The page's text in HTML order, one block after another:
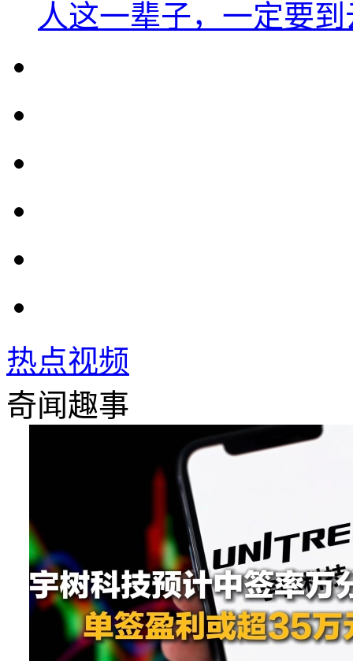
人这一辈子，一定要
热点视频
奇闻趣事